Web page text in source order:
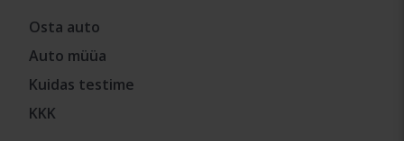
Osta auto
Auto müüa
Kuidas testime
KKK